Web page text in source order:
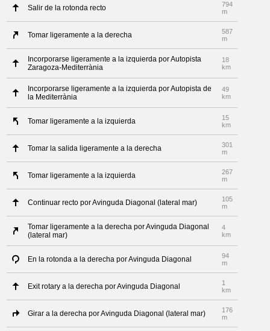
Salir de la rotonda recto
794
m
Tomar ligeramente a la derecha
587
m
Incorporarse ligeramente a la izquierda por Autopista
Zaragoza-Mediterrània
18
km
Incorporarse ligeramente a la izquierda por Autopista de
la Mediterrània
49
km
Tomar ligeramente a la izquierda
15
km
Tomar la salida ligeramente a la derecha
301
m
Tomar ligeramente a la izquierda
267
m
Continuar recto por Avinguda Diagonal (lateral mar)
105
m
Tomar ligeramente a la derecha por Avinguda Diagonal
(lateral mar)
4
km
En la rotonda a la derecha por Avinguda Diagonal
94
m
Exit rotary a la derecha por Avinguda Diagonal
1
km
Girar a la derecha por Avinguda Diagonal (lateral mar)
176
m